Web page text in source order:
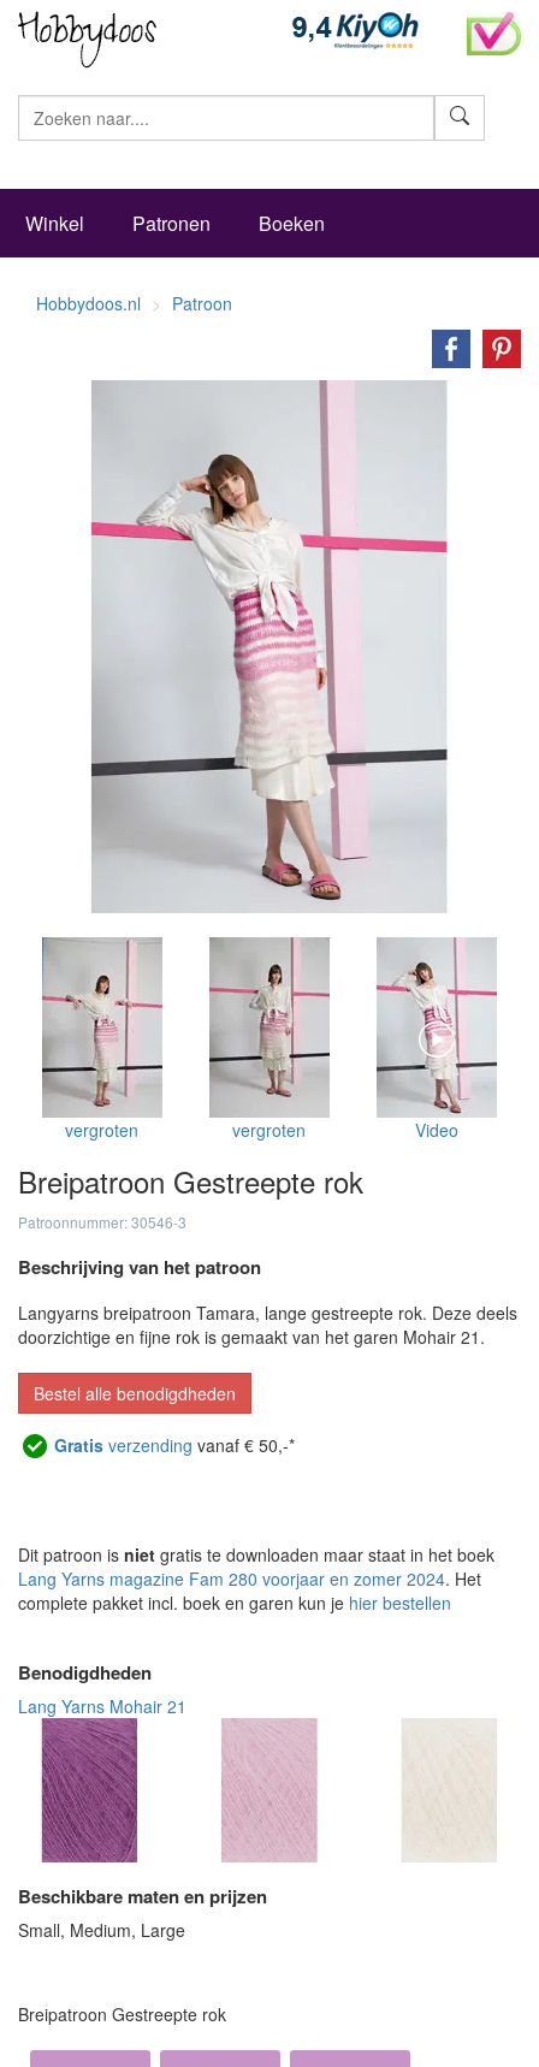
Winkel Patronen Boeken
Hobbydoos.nl Patroon
vergroten vergroten Video
Breipatroon Gestreepte rok
Patroonnummer: 30546-3
Beschrijving van het patroon
Langyarns breipatroon Tamara, lange gestreepte rok. Deze deels
doorzichtige en fijne rok is gemaakt van het garen Mohair 21.
Bestel alle benodigdheden
Gratis verzending vanaf € 50,-*
Dit patroon is niet gratis te downloaden maar staat in het boek
Lang Yarns magazine Fam 280 voorjaar en zomer 2024. Het
complete pakket incl. boek en garen kun je hier bestellen
Benodigdheden
Lang Yarns Mohair 21
Beschikbare maten en prijzen
Small, Medium, Large
Breipatroon Gestreepte rok